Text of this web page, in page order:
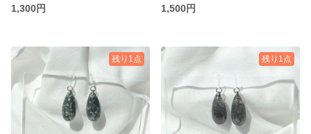
1,300円
1,500円
残り1点 残り1点